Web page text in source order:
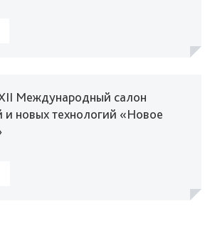
Международный салон
и новых технологий «Новое